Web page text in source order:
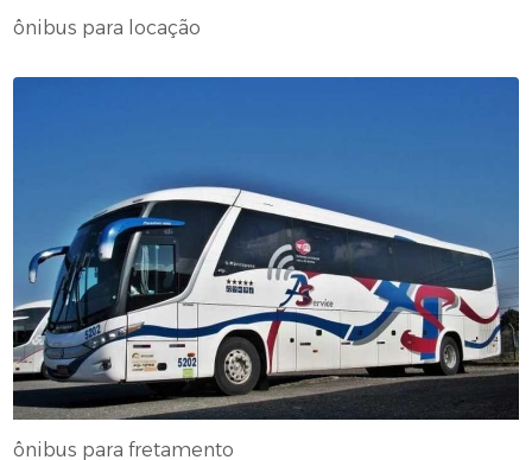
ônibus para locação
ônibus para fretamento